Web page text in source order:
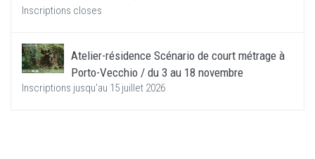
Inscriptions closes
Atelier-résidence Scénario de court métrage à
Porto-Vecchio / du 3 au 18 novembre
Inscriptions jusqu'au 15 juillet 2026